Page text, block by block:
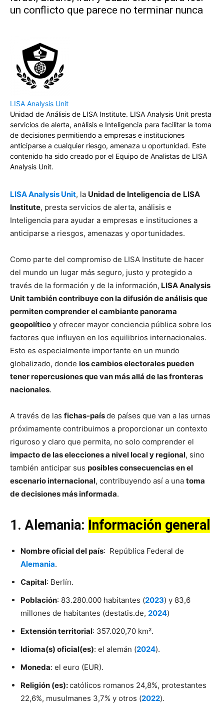
un conflicto que parece no terminar nunca
LISA Analysis Unit
Unidad de Análisis de LISA Institute. LISA Analysis Unit presta
servicios de alerta, análisis e Inteligencia para facilitar la toma
de decisiones permitiendo a empresas e instituciones
anticiparse a cualquier riesgo, amenaza u oportunidad. Este
contenido ha sido creado por el Equipo de Analistas de LISA
Analysis Unit.
LISA Analysis Unit, la Unidad de Inteligencia de LISA
Institute, presta servicios de alerta, análisis e
Inteligencia para ayudar a empresas e instituciones a
anticiparse a riesgos, amenazas y oportunidades.
Como parte del compromiso de LISA Institute de hacer
del mundo un lugar más seguro, justo y protegido a
través de la formación y de la información, LISA Analysis
Unit también contribuye con la difusión de análisis que
permiten comprender el cambiante panorama
geopolítico y ofrecer mayor conciencia pública sobre los
factores que influyen en los equilibrios internacionales.
Esto es especialmente importante en un mundo
globalizado, donde los cambios electorales pueden
tener repercusiones que van más allá de las fronteras
nacionales.
A través de las fichas-paísde países que van a las urnas
próximamente contribuimos a proporcionar un contexto
riguroso y claro que permita, no solo comprender el
impacto de las elecciones a nivel local y regional, sino
también anticipar sus posibles consecuencias en el
escenario internacional, contribuyendo así a una toma
de decisiones más informada.
1. Alemania: Información general
Nombre oficial del país: República Federal de
Alemania.
Capital: Berlín.
Población: 83.280.000 habitantes (2023) y 83,6
millones de habitantes (destatis.de, 2024)
Extensión territorial: 357.020,70 km².
Idioma(s) oficial(es): el alemán (2024).
Moneda: el euro (EUR).
Religión (es):católicos romanos 24,8%, protestantes
22,6%, musulmanes 3,7% y otros (2022).